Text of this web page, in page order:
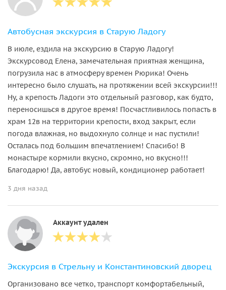
Автобусная экскурсия в Старую Ладогу
В июле, ездила на экскурсию в Старую Ладогу!
Экскурсовод Елена, замечательная приятная женщина,
погрузила нас в атмосферу времен Рюрика! Очень
интересно было слушать, на протяжении всей экскурсии!!!
Ну, а крепость Ладоги это отдельный разговор, как будто,
переносишься в другое время! Посчастливилось попасть в
храм 12в на территории крепости, вход закрыт, если
погода влажная, но выдохнуло солнце и нас пустили!
Осталась под большим впечатлением! Спасибо! В
монастыре кормили вкусно, скромно, но вкусно!!!
Благодарю! Да, автобус новый, кондиционер работает!
3 дня назад
Аккаунт удален
Экскурсия в Стрельну и Константиновский дворец
Организовано все четко, транспорт комфортабельный,